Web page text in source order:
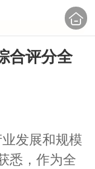
合评分全
发展和规模
悉，作为全